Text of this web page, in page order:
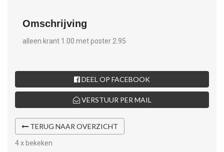
Omschrijving
alleen krant 1.00 met poster 2.95
DEEL OP FACEBOOK
VERSTUUR PER MAIL
TERUG NAAR OVERZICHT
4 x bekeken